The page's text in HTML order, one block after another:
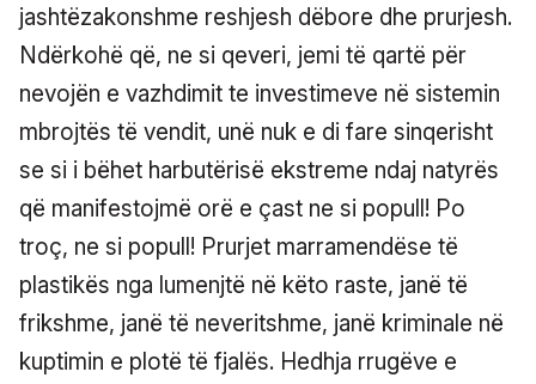
jashtëzakonshme reshjesh dëbore dhe prurjesh.
Ndërkohë që, ne si qeveri, jemi të qartë për
nevojën e vazhdimit te investimeve në sistemin
mbrojtës të vendit, unë nuk e di fare sinqerisht
se si i bëhet harbutërisë ekstreme ndaj natyrës
që manifestojmë orë e çast ne si popull! Po
troç, ne si popull! Prurjet marramendëse të
plastikës nga lumenjtë në këto raste, janë të
frikshme, janë të neveritshme, janë kriminale në
kuptimin e plotë të fjalës. Hedhja rrugëve e